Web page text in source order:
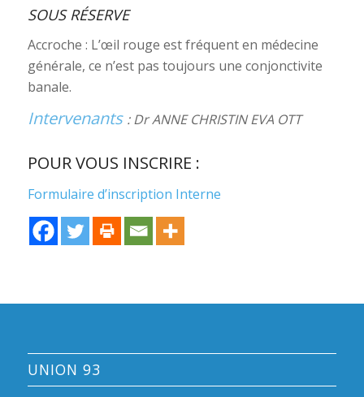
SOUS RÉSERVE
Accroche : L’œil rouge est fréquent en médecine
générale, ce n’est pas toujours une conjonctivite
banale.
Intervenants : Dr ANNE CHRISTIN EVA OTT
POUR VOUS INSCRIRE :
Formulaire d’inscription Interne
UNION 93